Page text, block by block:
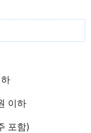
이하
포함)